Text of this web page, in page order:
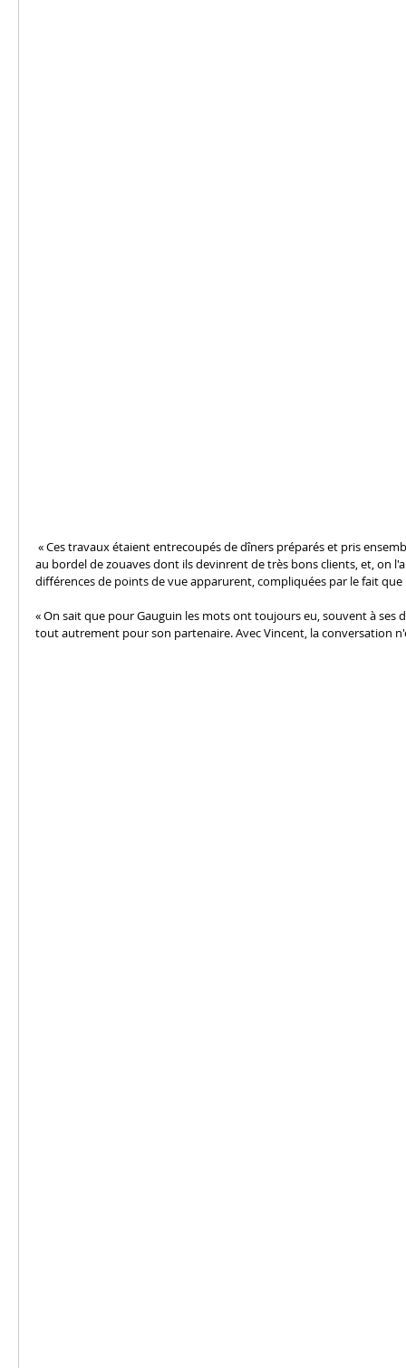
au bordel de zouaves dont ils devinrent de très bons clients, et, on
différences de points de vue apparurent, compliquées par le fait que
« On sait que pour Gauguin les mots ont toujours eu, souvent à ses
tout autrement pour son partenaire. Avec Vincent, la conversation